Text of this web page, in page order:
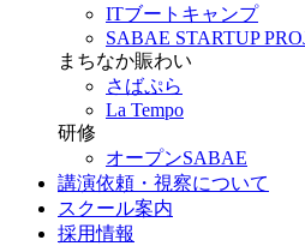
ITブートキャンプ
SABAE STARTUP
まちなか賑わい
さばぷら
La Tempo
研修
オープンSABAE
講演依頼・視察について
スクール案内
採用情報